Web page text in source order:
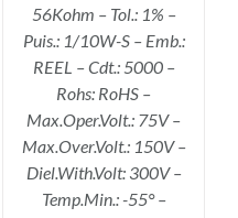
56Kohm – Tol.: 1% –
Puis.: 1/10W-S – Emb.:
REEL – Cdt.: 5000 –
Rohs: RoHS –
Max.Oper.Volt.: 75V –
Max.Over.Volt.: 150V –
Diel.With.Volt: 300V –
Temp.Min.: -55° –